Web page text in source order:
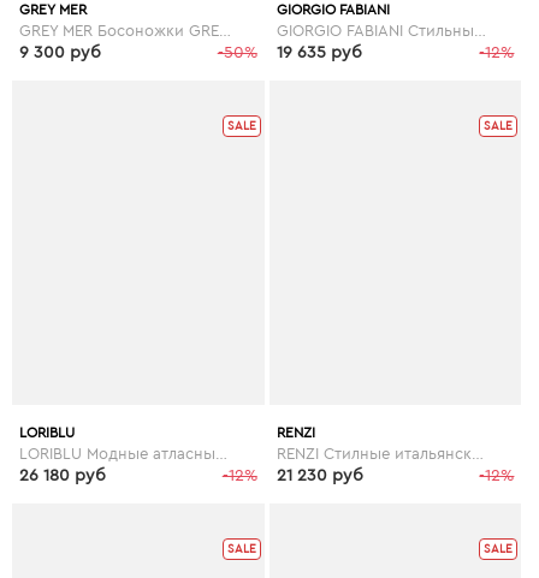
GREY MER
-50%
9 300 руб
GIORGIO FABIANI
-12%
19 635 руб
SALE
LORIBLU
-12%
26 180 руб
SALE
RENZI
-12%
21 230 руб
SALE SALE